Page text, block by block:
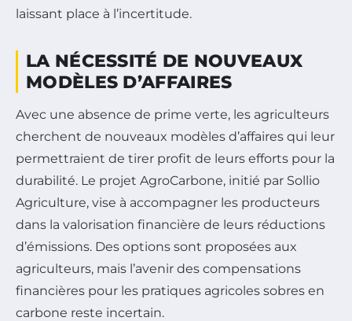
laissant place à l’incertitude.
LA NÉCESSITÉ DE NOUVEAUX
MODÈLES D’AFFAIRES
Avec une absence de prime verte, les agriculteurs
cherchent de nouveaux modèles d’affaires qui leur
permettraient de tirer profit de leurs efforts pour la
durabilité. Le projet AgroCarbone, initié par Sollio
Agriculture, vise à accompagner les producteurs
dans la valorisation financière de leurs réductions
d’émissions. Des options sont proposées aux
agriculteurs, mais l’avenir des compensations
financières pour les pratiques agricoles sobres en
carbone reste incertain.